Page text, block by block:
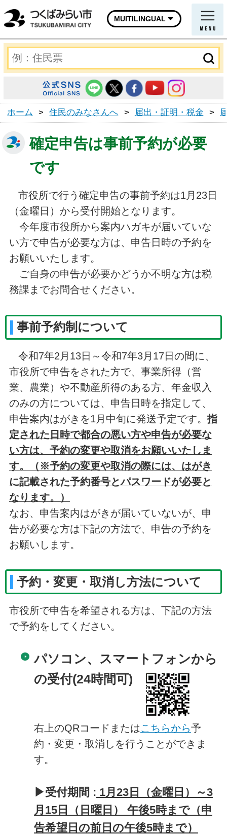
MUITILINGUAL
ホーム > 住民のみなさんへ > 届出・証明・税金 >
確定申告は事前予約が必要
です
市役所で行う確定申告の事前予約は1月23日
（金曜日）から受付開始となります。
今年度市役所から案内ハガキが届いていな
い方で申告が必要な方は、申告日時の予約を
お願いいたします。
ご自身の申告が必要かどうか不明な方は税
務課までお問合せください。
事前予約制について
令和7年2月13日～令和7年3月17日の間に、
市役所で申告をされた方で、事業所得（営
業、農業）や不動産所得のある方、年金収入
のみの方については、申告日時を指定して、
申告案内はがきを1月中旬に発送予定です。 指
定された日時で都合の悪い方や申告が必要な
い方は、予約の変更や取消をお願いいたしま
す。（※予約の変更や取消の際には、はがき
に記載された予約番号とパスワードが必要と
なります。）
なお、申告案内はがきが届いていないが、申
告が必要な方は下記の方法で、申告の予約を
お願いします。
予約・変更・取消し方法について
市役所で申告を希望される方は、下記の方法
で予約をしてください。
パソコン、スマートフォンから
の受付(24時間可)
右上のQRコードまたはこちらから予
約・変更・取消しを行うことができま
す。
▶受付期間 : 1月23日（金曜日）～3
月15日（日曜日） 午後5時まで（申
告希望日の前日の午後5時まで）